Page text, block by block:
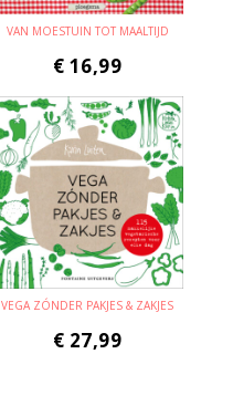
VAN MOESTUIN TOT MAALTIJD
€ 16,99
VEGA ZÓNDER PAKJES & ZAKJES
€ 27,99